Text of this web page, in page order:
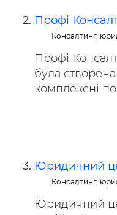
Профі
Консалтинг,
Профі
була
комплексні
Юридичний
Консалтинг,
Юридичний